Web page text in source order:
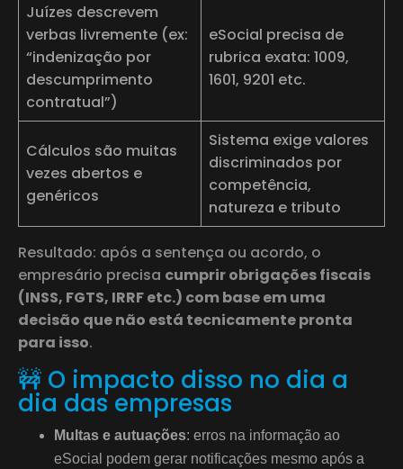
Juízes descrevem
verbas livremente (ex:
“indenização por
descumprimento
contratual”)
eSocial precisa de
rubrica exata: 1009,
1601, 9201 etc.
Cálculos são muitas
vezes abertos e
genéricos
Sistema exige valores
discriminados por
competência,
natureza e tributo
Resultado: após a sentença ou acordo, o
empresário precisa cumprir obrigações fiscais
(INSS, FGTS, IRRF etc.) com base em uma
decisão que não está tecnicamente pronta
para isso.
🚧 O impacto disso no dia a
dia das empresas
Multas e autuações: erros na informação ao
eSocial podem gerar notificações mesmo após a